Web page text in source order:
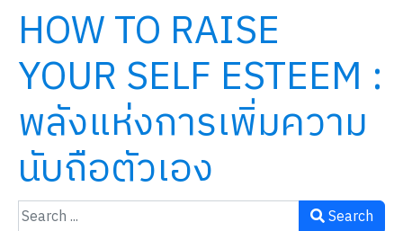
HOW TO RAISE
YOUR SELF ESTEEM :
พลังแห่งการเพิ่มความ
นับถือตัวเอง
Search